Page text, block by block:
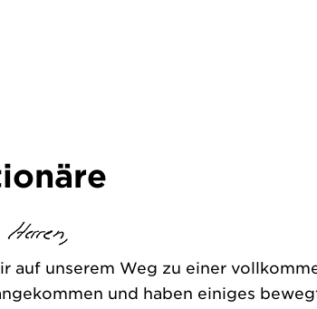
auf unserem Weg zu einer
und haben einiges